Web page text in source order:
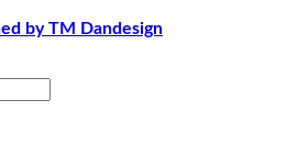
by TM Dandesign